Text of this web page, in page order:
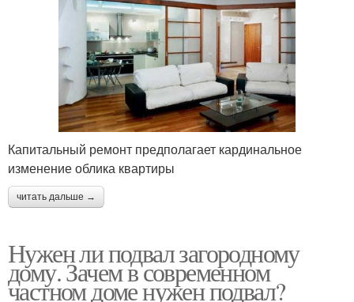
Капитальный ремонт предполагает кардинальное
изменение облика квартиры
читать дальше →
Нужен ли подвал загородному
дому. Зачем в современном
частном доме нужен подвал?